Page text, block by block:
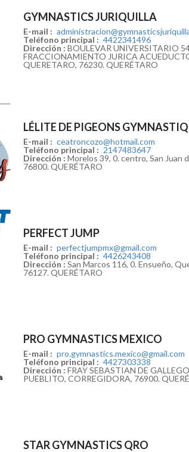
GYMNASTICS JURIQUILLA
E-mail :
Teléfono principal : 4422341496
Dirección : BOULEVAR UNIVERSITARIO
FRACCIONAMIENTO JURICA
QUERETARO, 76230. QUERÉTARO
LÉLITE DE PIGEONS
E-mail : ceatroncozo@hotmail.com
Teléfono principal : 2147483647
Dirección : Morelos 39, 0. centro, San Juan
76800. QUERÉTARO
PERFECT JUMP
E-mail : perfectjumpmx@gmail.com
Teléfono principal : 4426243408
Dirección : San Marcos 116, 0. Ensueño,
76127. QUERÉTARO
PRO GYMNASTICS MEXICO
E-mail : pro.gymnastics.mexico@gmail.com
Teléfono principal : 4427303338
Dirección : FRAY SEBASTIAN DE
PUEBLITO, CORREGIDORA, 76900.
STAR GYMNASTICS QRO